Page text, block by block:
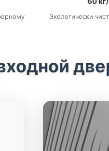
Экологически